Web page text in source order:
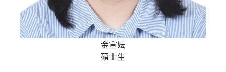
金宣妘
碩士生